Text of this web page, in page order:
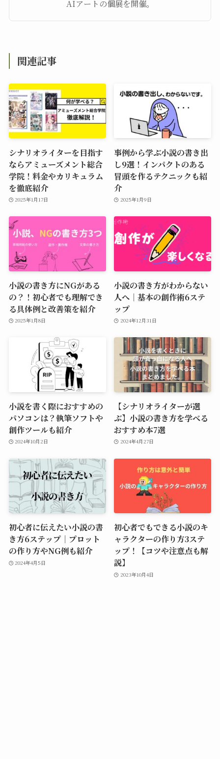
AIアートの個展を開催。
関連記事
シナリオライターを目指す
ならアミューズメント総合
学院！料金やカリキュラム
を徹底紹介
2025年1月17日
事例から学ぶ小説の書き出
し9選！インパクトのある
冒頭を作るテクニックも紹
介
2025年1月9日
小説の書き方にNGがある
の？！初心者でも理解でき
る具体例と改善策を紹介
2025年1月8日
小説の書き方がわからない
人へ｜基本の創作術6ステ
ップ
2024年12月31日
小説を書く際におすすめの
パソコンは？執筆ソフトや
創作ツールも紹介
2024年10月2日
【シナリオライターが選
ぶ】小説の書き方を学べる
おすすめ本7選
2024年4月27日
初心者に伝えたい小説の書
き方6ステップ｜プロット
の作り方やNG例も紹介
2024年4月5日
初心者でもできる小説のキ
ャラクターの作り方3ステ
ップ！【コツや注意点も解
説】
2023年10月4日